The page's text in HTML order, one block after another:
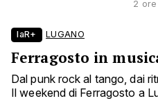
2 ore
laR+ LUGANO
Ferragosto in
Dal punk rock al tango, dai
Il weekend di Ferragosto a